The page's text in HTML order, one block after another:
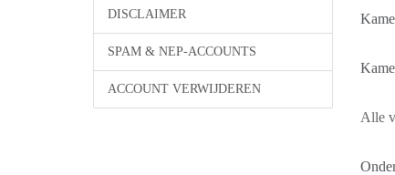
DISCLAIMER
SPAM & NEP-ACCOUNTS
ACCOUNT VERWIJDEREN
Alle